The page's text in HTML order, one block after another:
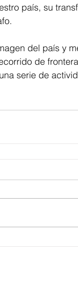
país, su
del país y
de
serie de